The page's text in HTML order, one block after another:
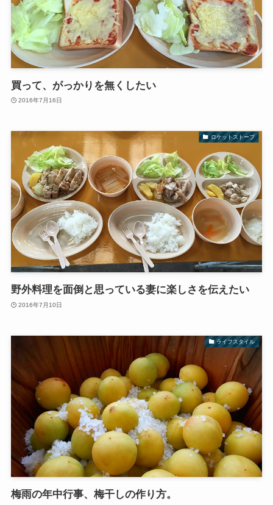
買って、がっかりを無くしたい
2016年7月16日
ロケットストーブ
野外料理を面倒と思っている妻に楽しさを伝えたい
2016年7月10日
ライフスタイル
梅雨の年中行事、梅干しの作り方。